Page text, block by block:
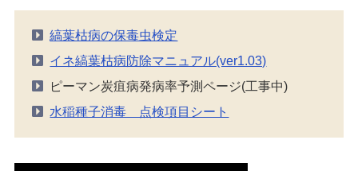
縞葉枯病の保毒虫検定
イネ縞葉枯病防除マニュアル(ver1.03)
ピーマン炭疽病発病率予測ページ(工事中)
水稲種子消毒 点検項目シート